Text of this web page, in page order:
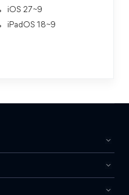
iOS 27~9
iPadOS 18~9